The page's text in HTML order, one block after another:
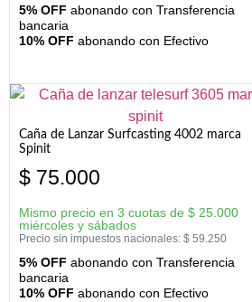
5% OFF abonando con Transferencia
bancaria
10% OFF abonando con Efectivo
Caña de Lanzar Surfcasting 4002 marca
Spinit
$ 75.000
Mismo precio en 3 cuotas de $ 25.000
miércoles y sábados
Precio sin impuestos nacionales: $ 59.250
5% OFF abonando con Transferencia
bancaria
10% OFF abonando con Efectivo